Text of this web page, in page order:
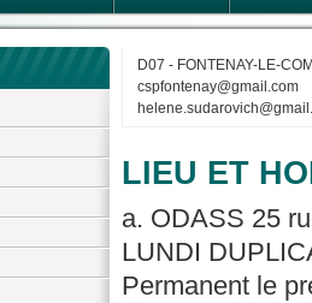
D07 - FONTENAY-LE-
cspfontenay@gmail.com
LIEU ET
a. ODASS 25
LUNDI
Permanent le